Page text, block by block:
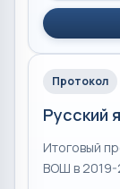
Протокол
Русский
Итоговый
ВОШ в 2019-